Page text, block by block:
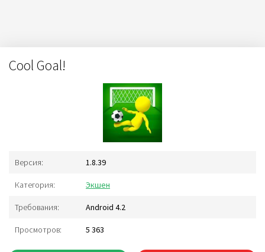
Cool Goal!
Версия: 1.8.39
Категория: Экшен
Требования: Android 4.2
Просмотров: 5 363